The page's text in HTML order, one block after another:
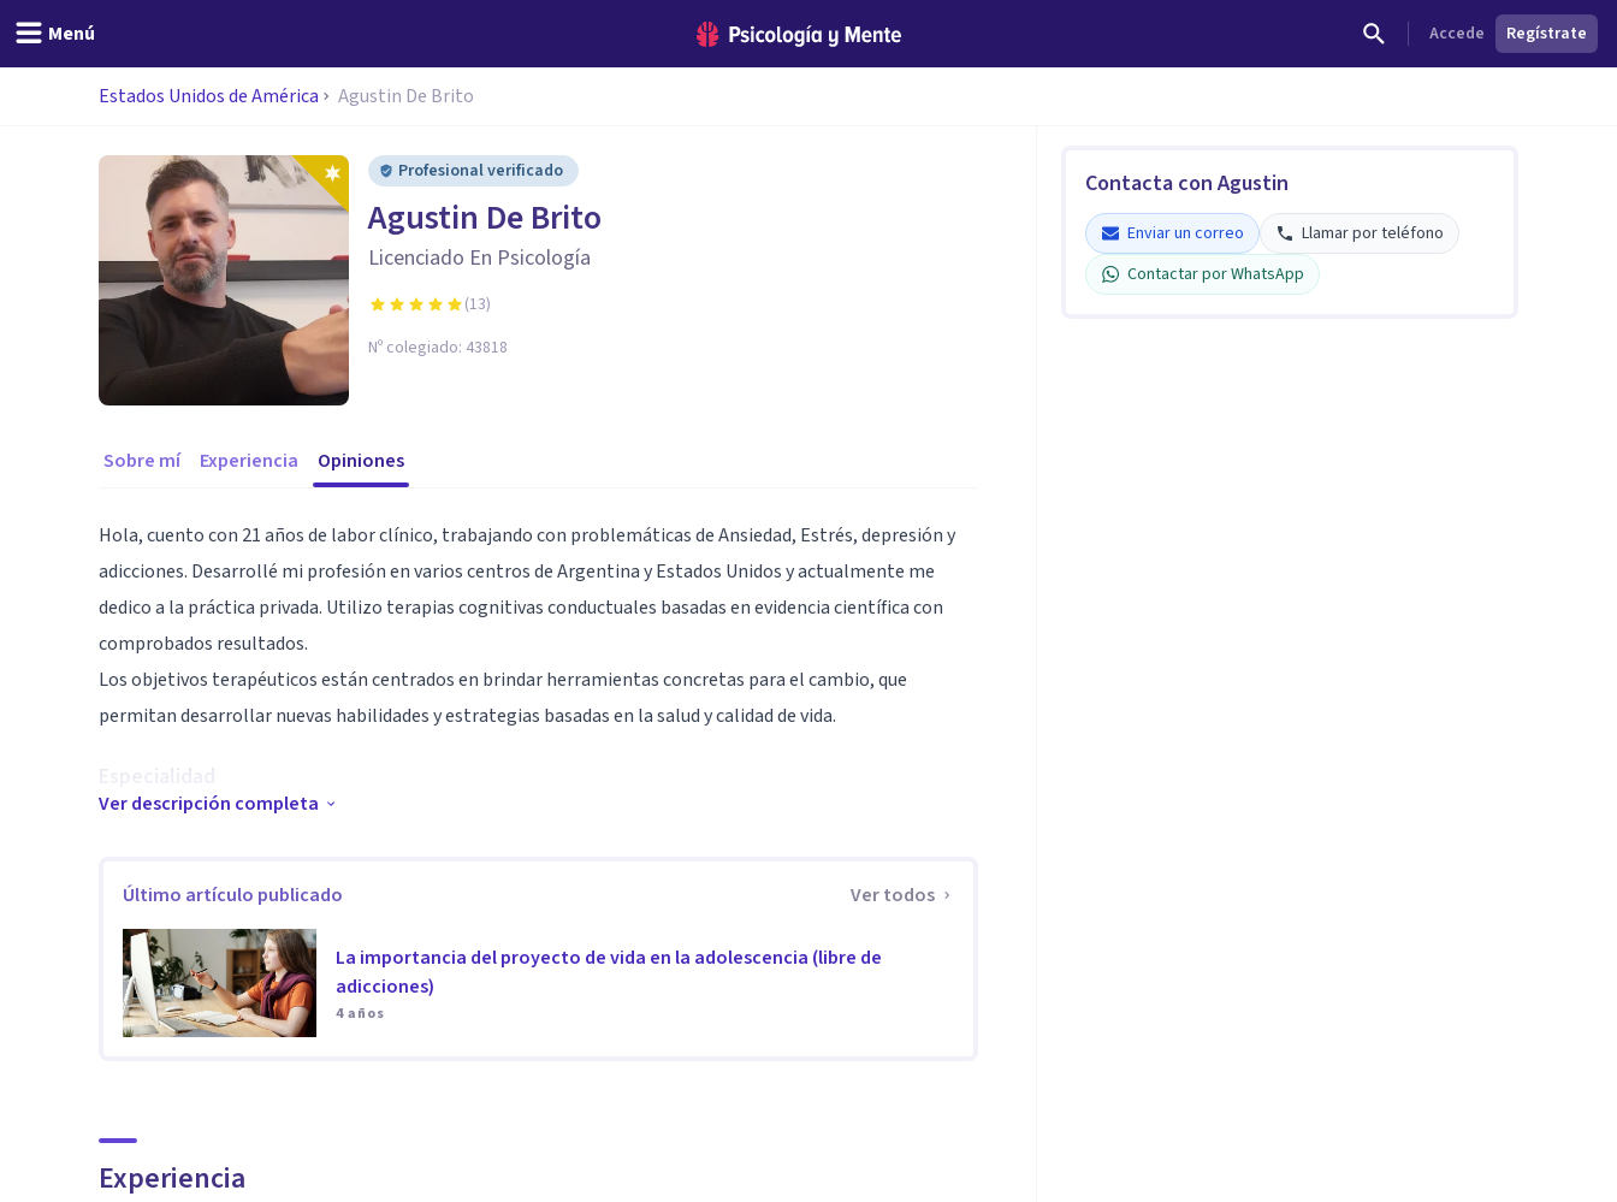
Menú Accede Regístrate
Estados Unidos de América Agustin De Brito
Profesional verificado
Agustin De Brito
Licenciado En Psicología
(13)
Nº colegiado: 43818
Sobre mí Experiencia Opiniones
Hola, cuento con 21 años de labor clínico, trabajando con problemáticas de Ansiedad, Estrés, depresión y
adicciones. Desarrollé mi profesión en varios centros de Argentina y Estados Unidos y actualmente me
dedico a la práctica privada. Utilizo terapias cognitivas conductuales basadas en evidencia científica con
comprobados resultados.
Los objetivos terapéuticos están centrados en brindar herramientas concretas para el cambio, que
permitan desarrollar nuevas habilidades y estrategias basadas en la salud y calidad de vida.
Especialidad
Trabajo de manera integral e individualizada contemplando principalmente la Empatia y compasión hacía
Ahora para el cambio y reversión de síntomas.
Aptitudes
Especialista en terapias cognitivas conductuales de última generación y prácticas de mindfullnes
(conciencia plena por medio de la meditación). Diversos postgrados en práctica clínica, reducción del Estres
Ver descripción completa
Último artículo publicado Ver todos
La importancia del proyecto de vida en la adolescencia (libre de
adicciones)
4 años
Experiencia
Contacta con Agustin
Enviar un correo
Llamar por teléfono
Contactar por WhatsApp